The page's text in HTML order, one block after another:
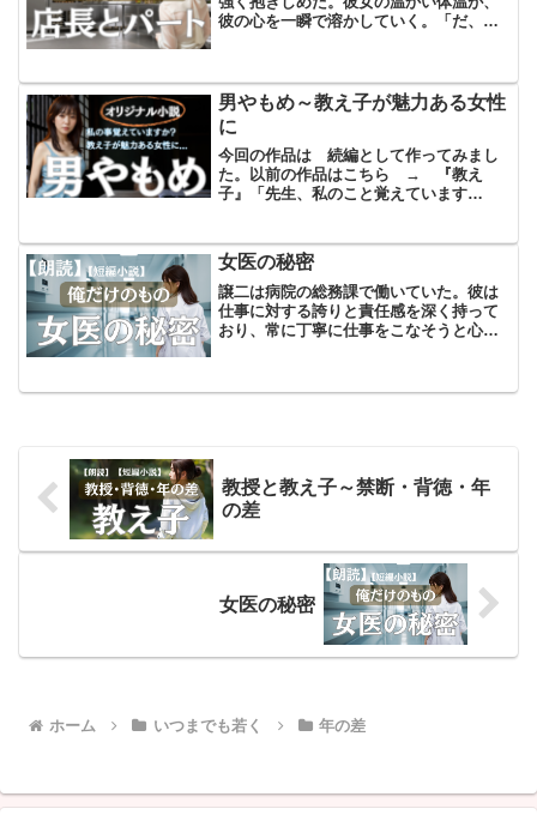
彼の心を一瞬で溶かしていく。「だ、だ
は徐々に力が緩み、彼女は最終的に身を
委ねて、雄太の背中に手を...
男やもめ～教え子が魅力ある女性
に
今回の作品は 続編として作ってみまし
た。以前の作品はこちら → 『教え
子』「先生、私のこと覚えています
のみなみだった。その瞬間、心臓がドク
ンと大きく跳ねた。偶然にも彼女...
女医の秘密
譲二は病院の総務課で働いていた。彼は
仕事に対する誇りと責任感を深く持って
おり、常に丁寧に仕事をこなそうと心掛
教授と教え子～禁断・背徳・年
の差
女医の秘密
ホーム いつまでも若く 年の差